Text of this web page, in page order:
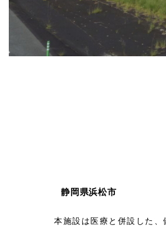
静岡県浜松市
本施設は医療と併設した、